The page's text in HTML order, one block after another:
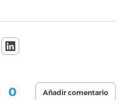
0 Añadir comentario